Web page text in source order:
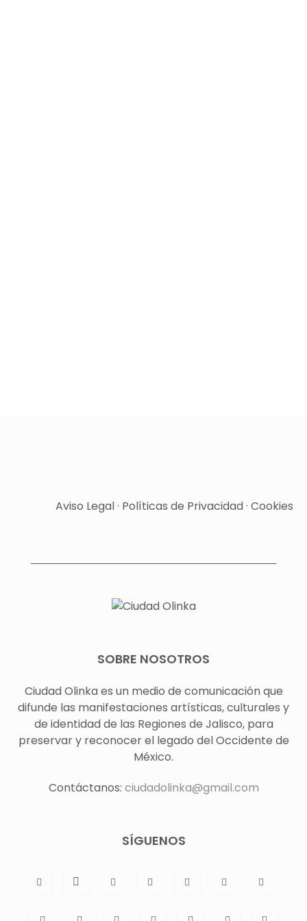
Aviso Legal· Políticas de Privacidad· Cookies
SOBRE NOSOTROS
Ciudad Olinka es un medio de comunicación que
difunde las manifestaciones artísticas, culturales y
de identidad de las Regiones de Jalisco, para
preservar y reconocer el legado del Occidente de
México.
Contáctanos: ciudadolinka@gmail.com
SÍGUENOS